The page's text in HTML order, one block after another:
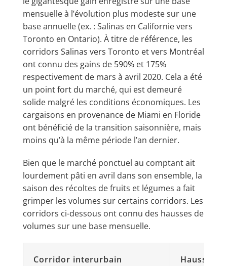
mensuelle à l’évolution plus modeste sur une
base annuelle (ex. : Salinas en Californie vers
Toronto en Ontario). À titre de référence, les
corridors Salinas vers Toronto et vers Montréal
ont connu des gains de 590% et 175%
respectivement de mars à avril 2020. Cela a été
un point fort du marché, qui est demeuré
solide malgré les conditions économiques. Les
cargaisons en provenance de Miami en Floride
ont bénéficié de la transition saisonnière, mais
moins qu’à la même période l’an dernier.
Bien que le marché ponctuel au comptant ait
lourdement pâti en avril dans son ensemble, la
saison des récoltes de fruits et légumes a fait
grimper les volumes sur certains corridors. Les
corridors ci-dessous ont connu des hausses de
volumes sur une base mensuelle.
Corridor interurbain Hausse